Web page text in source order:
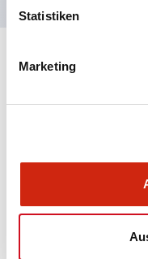
Statistiken
Marketing
Dokumente und
10/10/2024.PDF